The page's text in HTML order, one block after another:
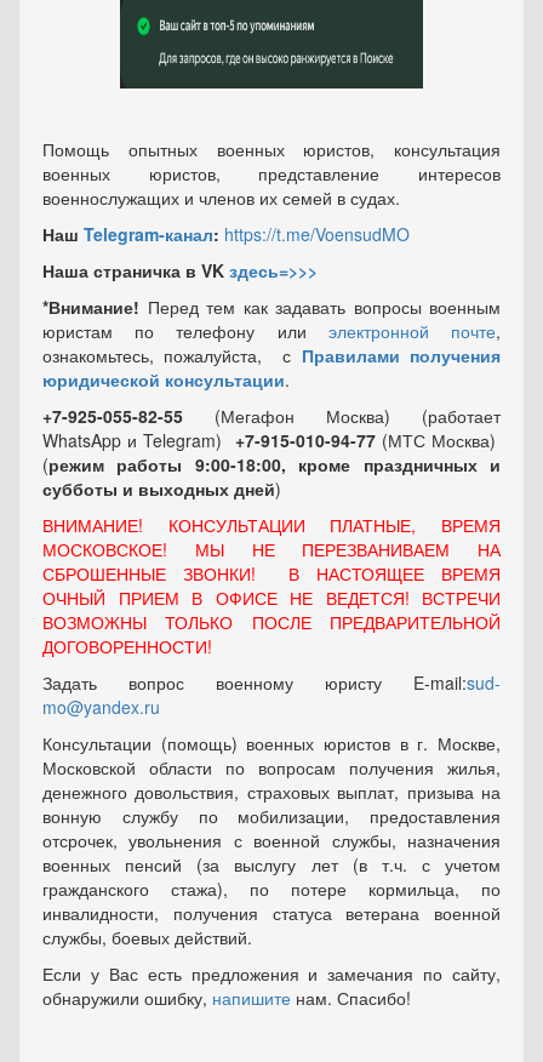
Помощь опытных военных юристов, консультация
военных юристов, представление интересов
военнослужащих и членов их семей в судах.
Наш Telegram-канал: https://t.me/VoensudMO
Наша страничка в VK здесь=>>>
*Внимание! Перед тем как задавать вопросы военным
юристам по телефону или электронной почте,
ознакомьтесь, пожалуйста, с Правилами получения
юридической консультации.
+7-925-055-82-55 (Мегафон Москва) (работает
WhatsApp и Telegram) +7-915-010-94-77 (МТС Москва)
(режим работы 9:00-18:00, кроме праздничных и
субботы и выходных дней)
ВНИМАНИЕ! КОНСУЛЬТАЦИИ ПЛАТНЫЕ, ВРЕМЯ
МОСКОВСКОЕ! МЫ НЕ ПЕРЕЗВАНИВАЕМ НА
СБРОШЕННЫЕ ЗВОНКИ! В НАСТОЯЩЕЕ ВРЕМЯ
ОЧНЫЙ ПРИЕМ В ОФИСЕ НЕ ВЕДЕТСЯ! ВСТРЕЧИ
ВОЗМОЖНЫ ТОЛЬКО ПОСЛЕ ПРЕДВАРИТЕЛЬНОЙ
ДОГОВОРЕННОСТИ!
Задать вопрос военному юристу E-mail:sud-
mo@yandex.ru
Консультации (помощь) военных юристов в г. Москве,
Московской области по вопросам получения жилья,
денежного довольствия, страховых выплат, призыва на
вонную службу по мобилизации, предоставления
отсрочек, увольнения с военной службы, назначения
военных пенсий (за выслугу лет (в т.ч. с учетом
гражданского стажа), по потере кормильца, по
инвалидности, получения статуса ветерана военной
службы, боевых действий.
Если у Вас есть предложения и замечания по сайту,
обнаружили ошибку, напишите нам. Спасибо!